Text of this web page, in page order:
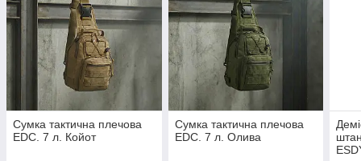
Сумка тактична плечова
EDC. 7 л. Койот
Сумка тактична плечова
EDC. 7 л. Олива